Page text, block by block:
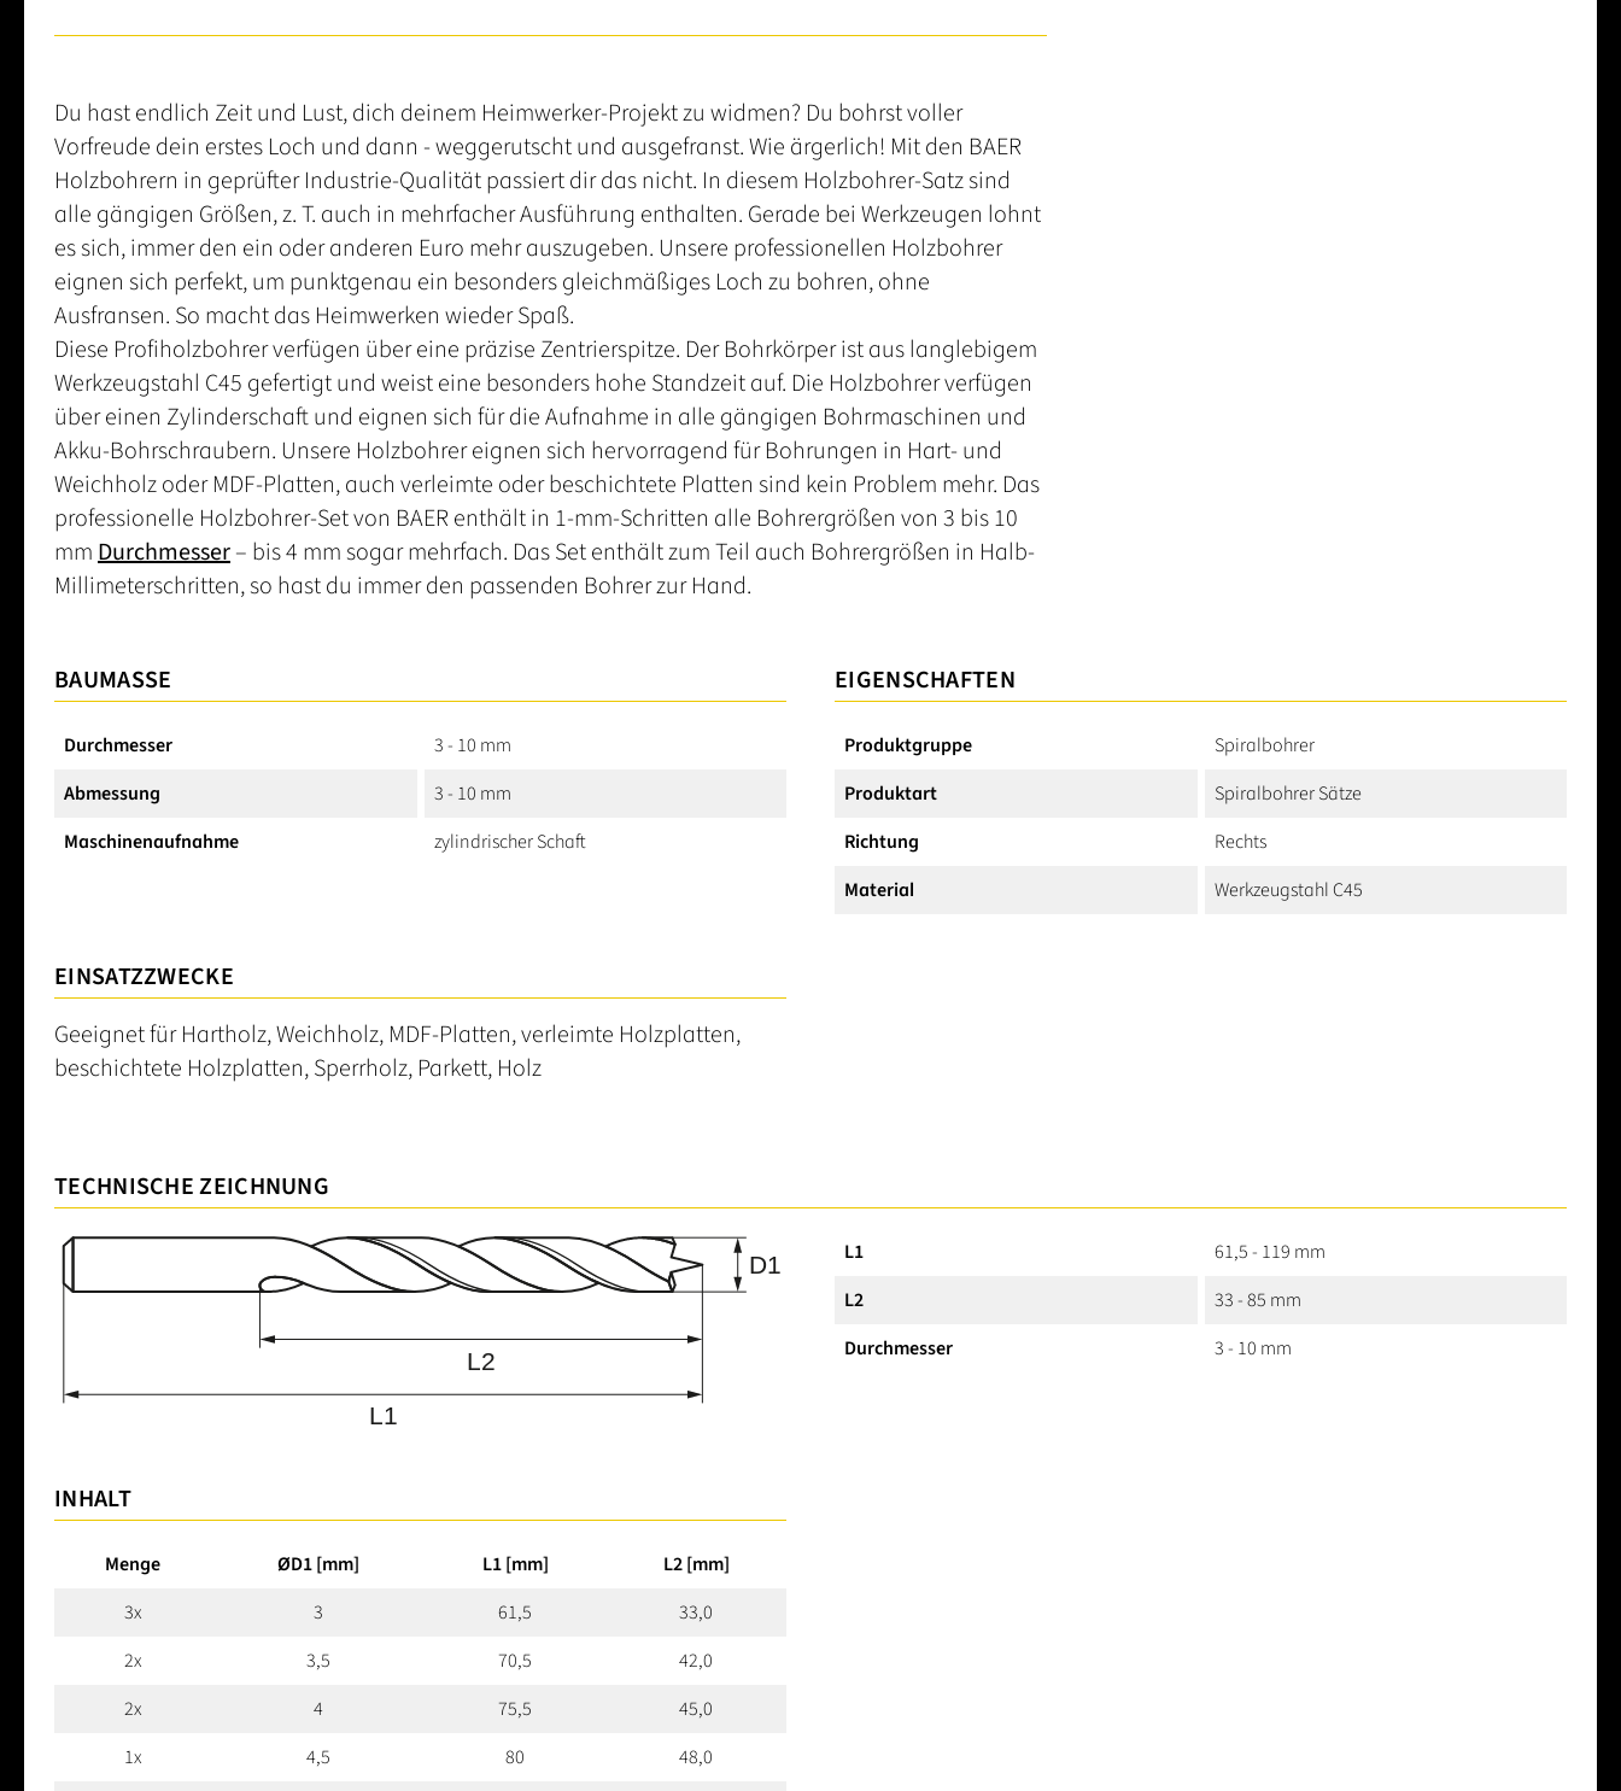
Du hast endlich Zeit und Lust, dich deinem Heimwerker-Projekt zu widmen? Du bohrst voller
Vorfreude dein erstes Loch und dann - weggerutscht und ausgefranst. Wie ärgerlich! Mit den BAER
Holzbohrern in geprüfter Industrie-Qualität passiert dir das nicht. In diesem Holzbohrer-Satz sind
alle gängigen Größen, z. T. auch in mehrfacher Ausführung enthalten. Gerade bei Werkzeugen lohnt
es sich, immer den ein oder anderen Euro mehr auszugeben. Unsere professionellen Holzbohrer
eignen sich perfekt, um punktgenau ein besonders gleichmäßiges Loch zu bohren, ohne
Ausfransen. So macht das Heimwerken wieder Spaß.
Diese Profiholzbohrer verfügen über eine präzise Zentrierspitze. Der Bohrkörper ist aus langlebigem
Werkzeugstahl C45 gefertigt und weist eine besonders hohe Standzeit auf. Die Holzbohrer verfügen
über einen Zylinderschaft und eignen sich für die Aufnahme in alle gängigen Bohrmaschinen und
Akku-Bohrschraubern. Unsere Holzbohrer eignen sich hervorragend für Bohrungen in Hart- und
Weichholz oder MDF-Platten, auch verleimte oder beschichtete Platten sind kein Problem mehr. Das
professionelle Holzbohrer-Set von BAER enthält in 1-mm-Schritten alle Bohrergrößen von 3 bis 10
mm Durchmesser– bis 4 mm sogar mehrfach. Das Set enthält zum Teil auch Bohrergrößen in Halb-
Millimeterschritten, so hast du immer den passenden Bohrer zur Hand.
BAUMASSE
Durchmesser
3 - 10 mm
Abmessung
3 - 10 mm
Maschinenaufnahme
zylindrischer Schaft
EIGENSCHAFTEN
Produktgruppe
Spiralbohrer
Produktart
Spiralbohrer Sätze
Richtung
Rechts
Material
Werkzeugstahl C45
EINSATZZWECKE
Geeignet für Hartholz, Weichholz, MDF-Platten, verleimte Holzplatten,
beschichtete Holzplatten, Sperrholz, Parkett, Holz
TECHNISCHE ZEICHNUNG
L1
61,5 - 119 mm
L2
33 - 85 mm
Durchmesser
3 - 10 mm
INHALT
Menge ØD1 [mm] L1 [mm]
L2 [mm]
3x
3 61,5
33,0
2x
3,5 70,5
42,0
2x
4 75,5
45,0
1x
4,5 80
48,0